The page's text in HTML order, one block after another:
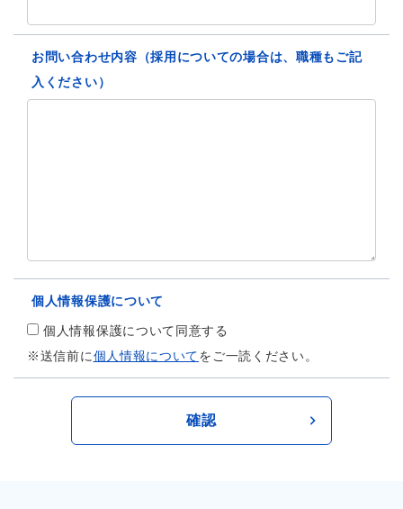
お問い合わせ内容（採用についての場合は、職種もご記
入ください）
個人情報保護について
個人情報保護について同意する
※送信前に個人情報についてをご一読ください。
確認